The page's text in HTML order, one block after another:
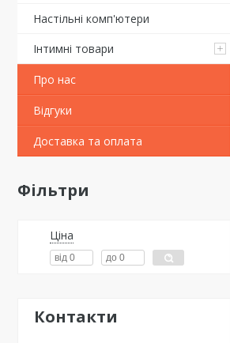
Настільні комп'ютери
Інтимні товари
Про нас
Відгуки
Доставка та оплата
Фільтри
Ціна
Контакти